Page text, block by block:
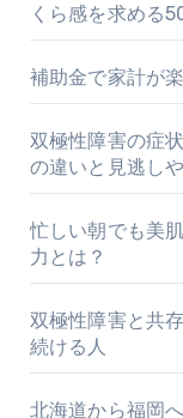
くら感を求める
補助金で家計が
双極性障害の症
の違いと見逃し
忙しい朝でも美
力とは？
双極性障害と共
続ける人
北海道から福岡